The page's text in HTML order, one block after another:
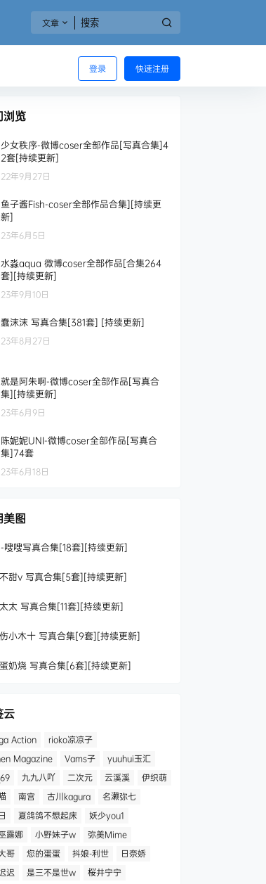
文章
登录 快速注册
浏览
少女秩序-微博coser全部作品[写真合集]4
2套[持续更新]
22年9月27日
鱼子酱Fish-coser全部作品合集][持续更
新]
23年6月5日
水淼aqua 微博coser全部作品[合集264
套][持续更新]
23年9月10日
蠢沫沫 写真合集[381套] [持续更新]
23年8月27日
就是阿朱啊-微博coser全部作品[写真合
集][持续更新]
23年6月9日
陈妮妮UNI-微博coser全部作品[写真合
集]74套
23年6月18日
美图
嗖嗖写真合集[18套][持续更新]
甜v 写真合集[5套][持续更新]
太 写真合集[11套][持续更新]
小木十 写真合集[9套][持续更新]
奶烧 写真合集[6套][持续更新]
云
Action
rioko凉凉子
Magazine
Vams子
yuuhui玉汇
九九八吖 二次元 云溪溪
伊织萌
南宫 古川kagura
名濑弥七
夏鸽鸽不想起床
妖少you1
露娜
小野妹子w
弥美Mime
哥
您的蛋蛋 抖娘-利世
日奈娇
迟
是三不是世w
桜井宁宁